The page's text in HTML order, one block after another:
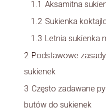
1.1 Aksamitna
1.2 Sukienka
1.3 Letnia sukienka
2 Podstawowe
sukienek
3 Często zadawane
butów do sukienek